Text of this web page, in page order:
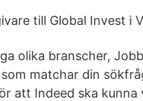
till Global Invest i
olika branscher,
matchar din
att Indeed ska